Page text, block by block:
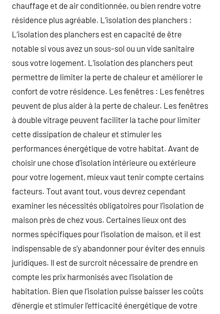
chauffage et de air conditionnée, ou bien rendre votre
résidence plus agréable. L’isolation des planchers :
L’isolation des planchers est en capacité de être
notable si vous avez un sous-sol ou un vide sanitaire
sous votre logement. L’isolation des planchers peut
permettre de limiter la perte de chaleur et améliorer le
confort de votre résidence. Les fenêtres : Les fenêtres
peuvent de plus aider à la perte de chaleur. Les fenêtres
à double vitrage peuvent faciliter la tache pour limiter
cette dissipation de chaleur et stimuler les
performances énergétique de votre habitat. Avant de
choisir une chose d’isolation intérieure ou extérieure
pour votre logement, mieux vaut tenir compte certains
facteurs. Tout avant tout, vous devrez cependant
examiner les nécessités obligatoires pour l’isolation de
maison près de chez vous. Certaines lieux ont des
normes spécifiques pour l’isolation de maison, et il est
indispensable de s’y abandonner pour éviter des ennuis
juridiques. Il est de surcroit nécessaire de prendre en
compte les prix harmonisés avec l’isolation de
habitation. Bien que l’isolation puisse baisser les coûts
d’énergie et stimuler l’efficacité énergétique de votre